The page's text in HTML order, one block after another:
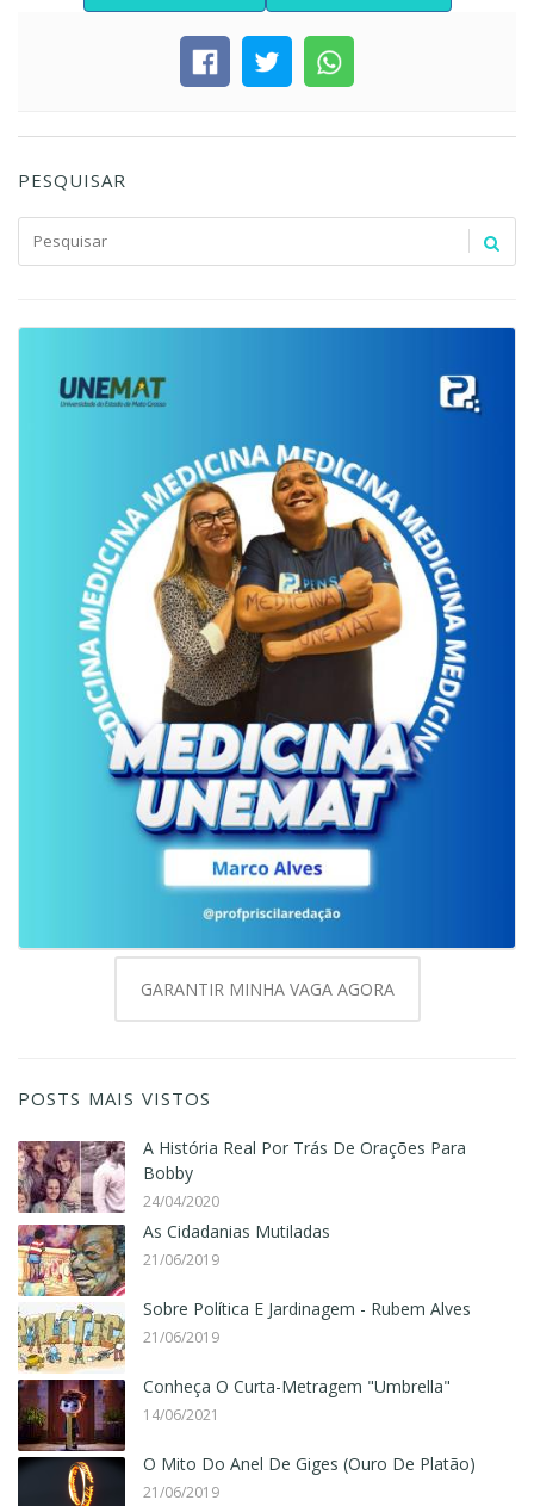
PESQUISAR
GARANTIR MINHA VAGA AGORA
POSTS MAIS VISTOS
A História Real Por Trás De Orações Para
Bobby
24/04/2020
As Cidadanias Mutiladas
21/06/2019
Sobre Política E Jardinagem - Rubem Alves
21/06/2019
Conheça O Curta-Metragem "Umbrella"
14/06/2021
O Mito Do Anel De Giges (Ouro De Platão)
21/06/2019